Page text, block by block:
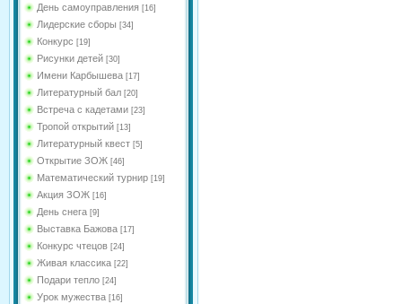
День самоуправления [16]
Лидерские сборы [34]
Конкурс [19]
Рисунки детей [30]
Имени Карбышева [17]
Литературный бал [20]
Встреча с кадетами [23]
Тропой открытий [13]
Литературный квест [5]
Открытие ЗОЖ [46]
Математический турнир [19]
Акция ЗОЖ [16]
День снега [9]
Выставка Бажова [17]
Конкурс чтецов [24]
Живая классика [22]
Подари тепло [24]
Урок мужества [16]